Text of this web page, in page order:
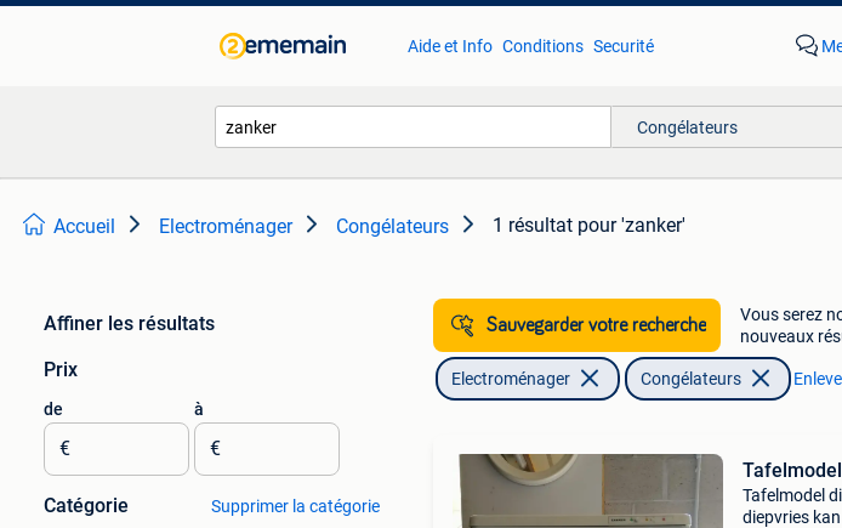
Aide et Info Conditions Securité
Congélateurs
Accueil Electroménager Congélateurs 1 résultat pour 'zanker'
Affiner les résultats
Prix
de
€
à
€
Catégorie Supprimer la catégorie
Sauvegarder votre recherche
Vous serez
nouveaux
Electroménager Congélateurs
Tafelmodel
diepvries